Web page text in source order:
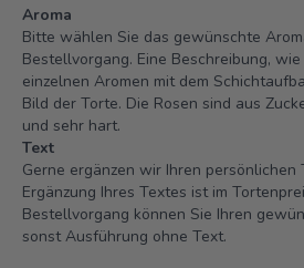
Aroma
Bitte wählen Sie das gewünschte
Bestellvorgang. Eine Beschreibung,
einzelnen Aromen mit dem
Bild der Torte. Die Rosen sind aus
und sehr hart.
Text
Gerne ergänzen wir Ihren persönlichen
Ergänzung Ihres Textes ist im
Bestellvorgang können Sie Ihren
sonst Ausführung ohne Text.